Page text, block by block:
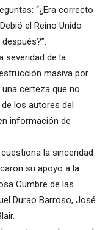
“¿Era correcto
el Reino Unido
severidad de la
masiva por
certeza que no
los autores del
información de
la sinceridad
su apoyo a la
Cumbre de las
Durao Barroso, José